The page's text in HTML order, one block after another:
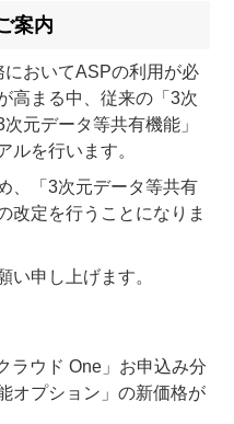
案内
おいてASPの利用が必
高まる中、従来の「3次
元データ等共有機能」
ルを行います。
、「3次元データ等共有
改定を行うことになりま
い申し上げます。
ラウド One」お申込み分
オプション」の新価格が